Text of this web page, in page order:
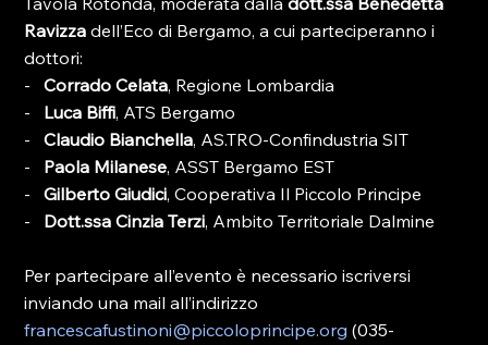
Ravizza dell’Eco di Bergamo, a cui parteciperanno i
dottori:
- Corrado Celata, Regione Lombardia
- Luca Biffi, ATS Bergamo
- Claudio Bianchella, AS.TRO-Confindustria SIT
- Paola Milanese, ASST Bergamo EST
- Gilberto Giudici, Cooperativa Il Piccolo Principe
- Dott.ssa Cinzia Terzi, Ambito Territoriale Dalmine
Per partecipare all’evento è necessario iscriversi
inviando una mail all’indirizzo
francescafustinoni@piccoloprincipe.org (035-